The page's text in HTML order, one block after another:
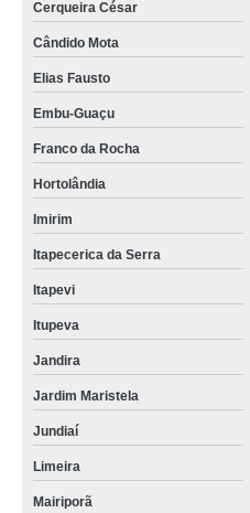
Cerqueira César
Cândido Mota
Elias Fausto
Embu-Guaçu
Franco da Rocha
Hortolândia
Imirim
Itapecerica da Serra
Itapevi
Itupeva
Jandira
Jardim Maristela
Jundiaí
Limeira
Mairiporã